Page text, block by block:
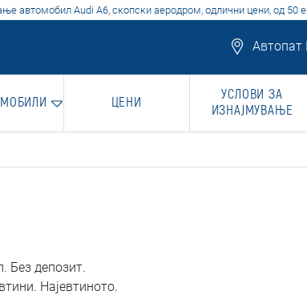
автомобил Audi A6, скопски аеродром, одлични цени, од 50
Автопат
ЦЕНИ
УСЛОВИ ЗА
ИЗНАЈМУВАЊЕ
Без депозит.
Најевтиното.